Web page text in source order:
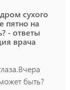
сухого
пятно на
- ответы
врача
быть?